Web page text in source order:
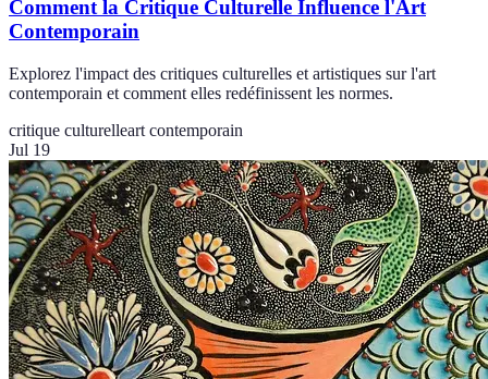
Comment la Critique Culturelle Influence l'Art
Contemporain
Explorez l'impact des critiques culturelles et artistiques sur l'art
contemporain et comment elles redéfinissent les normes.
critique culturelleart contemporain
Jul 19